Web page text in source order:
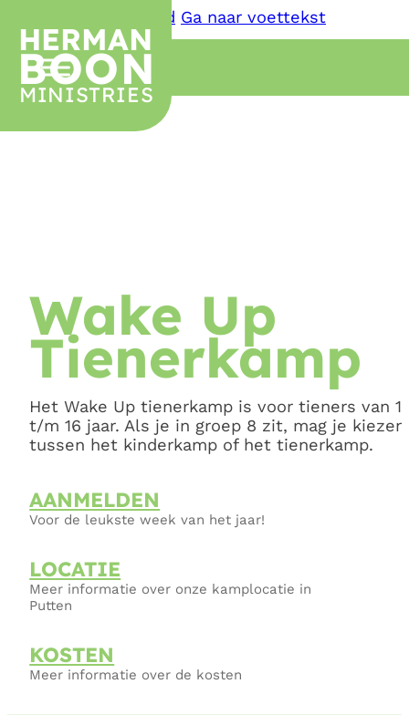
Ga naar hoofdinhoud Ga naar voettekst
MINISTRIES
BOON
HERMAN
Wake Up
Tienerkamp
Het Wake Up tienerkamp is voor tieners van
t/m 16 jaar. Als je in groep 8 zit, mag je kiezen
tussen het kinderkamp of het tienerkamp.
AANMELDEN
Voor de leukste week van het jaar!
LOCATIE
Meer informatie over onze kamplocatie in
Putten
KOSTEN
Meer informatie over de kosten